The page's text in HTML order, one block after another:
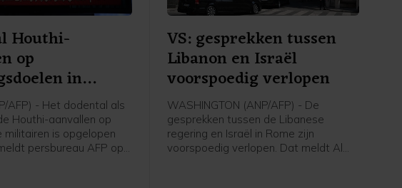
Houthi-
op
in
AFP) - Het dodental als
Houthi-aanvallen op
militairen is opgelopen
persbureau AFP op
VS: gesprekken tussen
Libanon en Israël
voorspoedig verlopen
WASHINGTON (ANP/AFP) - De
gesprekken tussen de Libanese
regering en Israël in Rome zijn
voorspoedig verlopen. Dat meldt Al